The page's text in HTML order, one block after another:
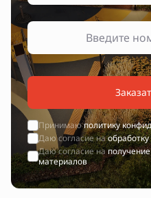
Принимаюполитику
Даю согласие на
Даю согласие на
материалов